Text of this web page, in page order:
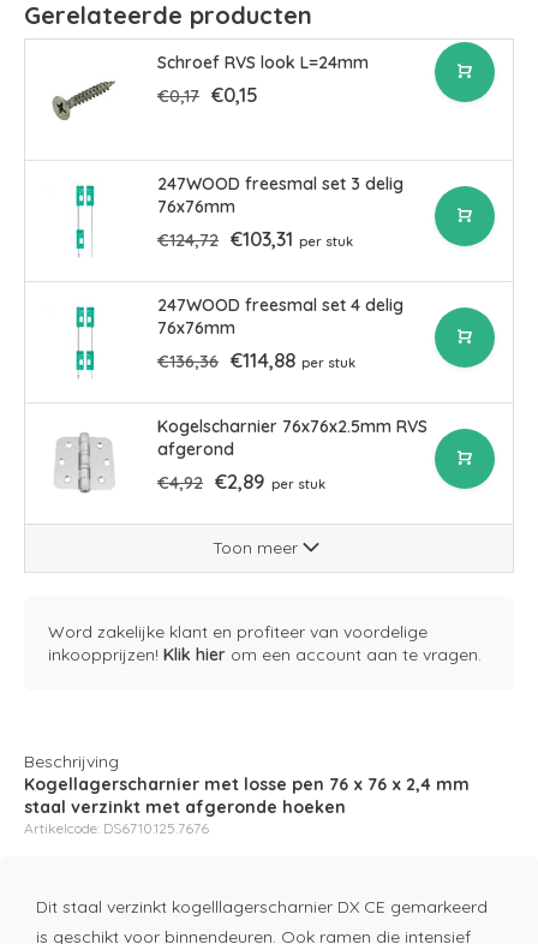
Gerelateerde producten
Schroef RVS look L=24mm
€0,17 €0,15
247WOOD freesmal set 3 delig
76x76mm
€124,72 €103,31 per stuk
247WOOD freesmal set 4 delig
76x76mm
€136,36 €114,88 per stuk
Kogelscharnier 76x76x2.5mm RVS
afgerond
€4,92 €2,89 per stuk
Toon meer
Word zakelijke klant en profiteer van voordelige
inkoopprijzen! Klik hier om een account aan te vragen.
Beschrijving
Kogellagerscharnier met losse pen 76 x 76 x 2,4 mm
staal verzinkt met afgeronde hoeken
Artikelcode: DS6710.125.7676
Dit staal verzinkt kogelllagerscharnier DX CE gemarkeerd
is geschikt voor binnendeuren. Ook ramen die intensief